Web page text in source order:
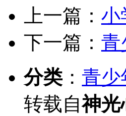
上一篇： 小
下一篇： 青
分类： 青少
转载自神光